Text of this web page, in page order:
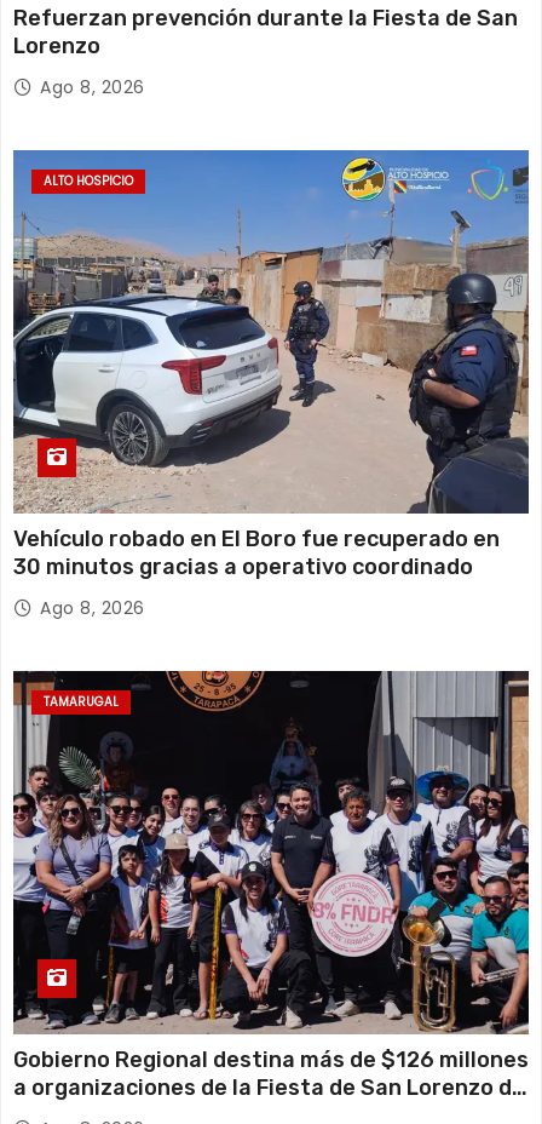
Refuerzan prevención durante la Fiesta de San
Lorenzo
Ago 8, 2026
ALTO HOSPICIO
Vehículo robado en El Boro fue recuperado en
30 minutos gracias a operativo coordinado
Ago 8, 2026
TAMARUGAL
Gobierno Regional destina más de $126 millones
a organizaciones de la Fiesta de San Lorenzo de
Tarapacá